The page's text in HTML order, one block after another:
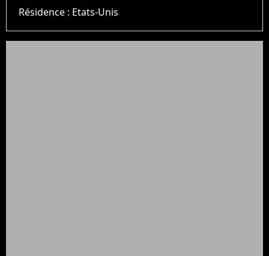
Résidence : Etats-Unis